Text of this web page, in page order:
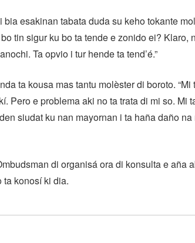
esakinan tabata duda su keho tokante
tin sigur ku bo ta tende e zonido ei? Klaro,
Ta opvio i tur hende ta tend’é.”
ta kousa mas tantu molèster di boroto. “Mi
Pero e problema aki no ta trata di mi so. Mi
siudat ku nan mayornan i ta haña daño
di organisá ora di konsulta e aña
ta konosí ki dia.